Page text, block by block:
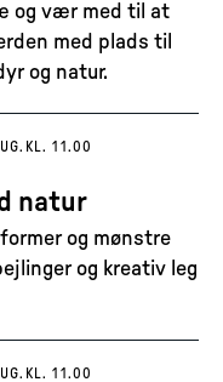
og vær med til at
med plads til
og natur.
KL. 11.00
natur
og mønstre
og kreativ leg
KL. 11.00